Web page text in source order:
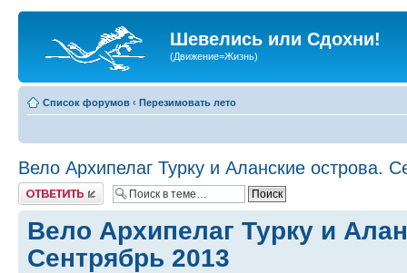
Шевелись или Сдохни!
(Движение=Жизнь)
Список форумов ‹ Перезимовать лето
Вело Архипелаг Турку и Аланские острова.
Ответить
Вело Архипелаг Турку и
Сентрябрь 2013